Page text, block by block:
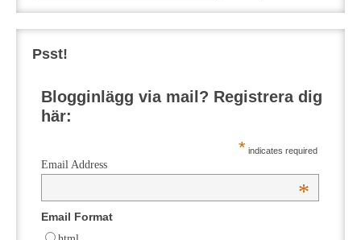
Psst!
Blogginlägg via mail? Registrera dig
här:
* indicates required
Email Address
*
Email Format